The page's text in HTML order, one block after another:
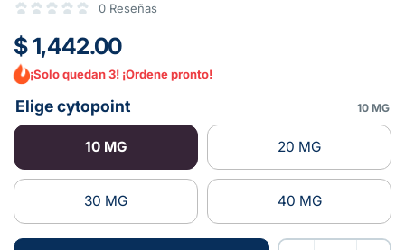
0 Reseñas
$ 1,442.00
¡Solo quedan 3! ¡Ordene pronto!
Elige cytopoint 10 MG
10 MG 20 MG
30 MG 40 MG